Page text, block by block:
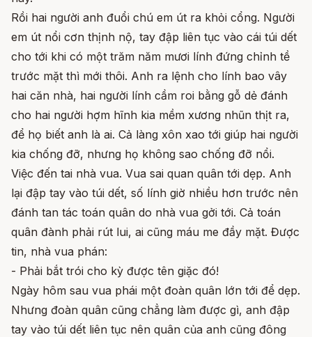
Rồi hai người anh đuổi chú em út ra khỏi cổng. Người
em út nổi cơn thịnh nộ, tay đập liên tục vào cái túi dết
cho tới khi có một trăm năm mươi lính đứng chỉnh tề
trước mặt thì mới thôi. Anh ra lệnh cho lính bao vây
hai căn nhà, hai người lính cầm roi bằng gỗ dẻ đánh
cho hai người hợm hĩnh kia mềm xương nhũn thịt ra,
để họ biết anh là ai. Cả làng xôn xao tới giúp hai người
kia chống đỡ, nhưng họ không sao chống đỡ nổi.
Việc đến tai nhà vua. Vua sai quan quân tới dẹp. Anh
lại đập tay vào túi dết, số lính giờ nhiều hơn trước nên
đánh tan tác toán quân do nhà vua gởi tới. Cả toán
quân đành phải rút lui, ai cũng máu me đầy mặt. Được
tin, nhà vua phán:
- Phải bắt trói cho kỳ được tên giặc đó!
Ngày hôm sau vua phái một đoàn quân lớn tới để dẹp.
Nhưng đoàn quân cũng chẳng làm được gì, anh đập
tay vào túi dết liên tục nên quân của anh cũng đông